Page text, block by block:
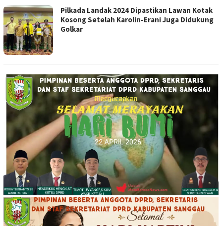
Pilkada Landak 2024 Dipastikan Lawan Kotak
Kosong Setelah Karolin-Erani Juga Didukung
Golkar